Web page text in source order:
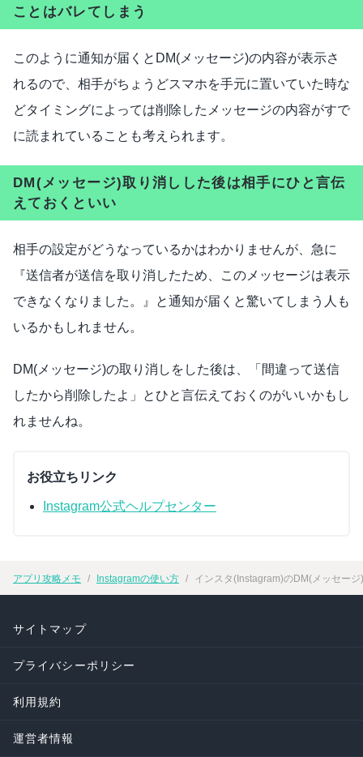
ことはバレてしまう
このように通知が届くとDM(メッセージ)の内容が表示さ
れるので、相手がちょうどスマホを手元に置いていた時な
どタイミングによっては削除したメッセージの内容がすで
に読まれていることも考えられます。
DM(メッセージ)取り消しした後は相手にひと言伝
えておくといい
相手の設定がどうなっているかはわかりませんが、急に
『送信者が送信を取り消したため、このメッセージは表示
できなくなりました。』と通知が届くと驚いてしまう人も
いるかもしれません。
DM(メッセージ)の取り消しをした後は、「間違って送信
したから削除したよ」とひと言伝えておくのがいいかもし
れませんね。
お役立ちリンク
Instagram公式ヘルプセンター
アプリ攻略メモ Instagramの使い方 インスタ(Instagram)のDM(メッセー
サイトマップ
プライバシーポリシー
利用規約
運営者情報